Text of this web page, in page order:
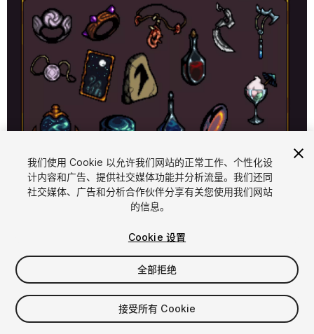
1/3
$15
增值税将在结算时计算
我们使用 Cookie 以允许我们网站的正常工作、个性化设
计内容和广告、提供社交媒体功能并分析流量。我们还同
社交媒体、广告和分析合作伙伴分享有关您使用我们网站
的信息。
Cookie 设置
全部拒绝
接受所有 Cookie